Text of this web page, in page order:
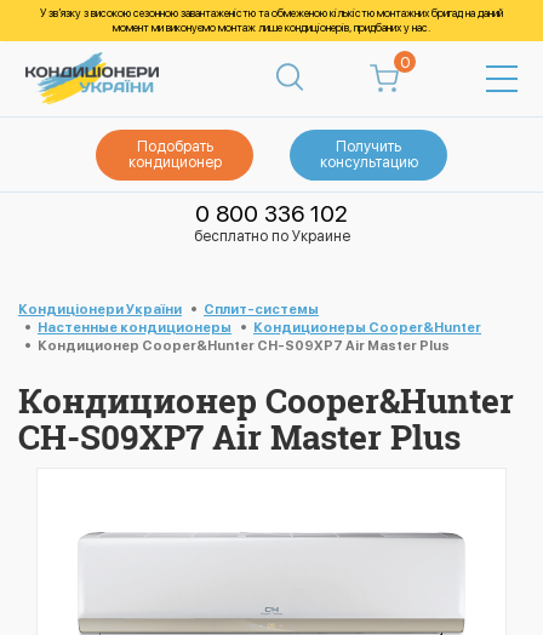
У зв’язку з високою сезонною завантаженістю та обмеженою кількістю монтажних бригад на даний
момент ми виконуємо монтаж лише кондиціонерів, придбаних у нас.
0
Подобрать
кондиционер
Получить
консультацию
0 800 336 102
бесплатно по Украине
Кондиціонери України
Cплит-системы
Настенные кондиционеры
Кондиционеры Cooper&Hunter
Кондиционер Cooper&Hunter CH-S09XP7 Air Master Plus
Кондиционер Cooper&Hunter
CH-S09XP7 Air Master Plus